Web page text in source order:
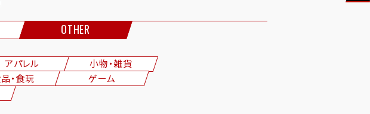
OTHER
アパレル
小物・雑貨
・食玩
ゲーム